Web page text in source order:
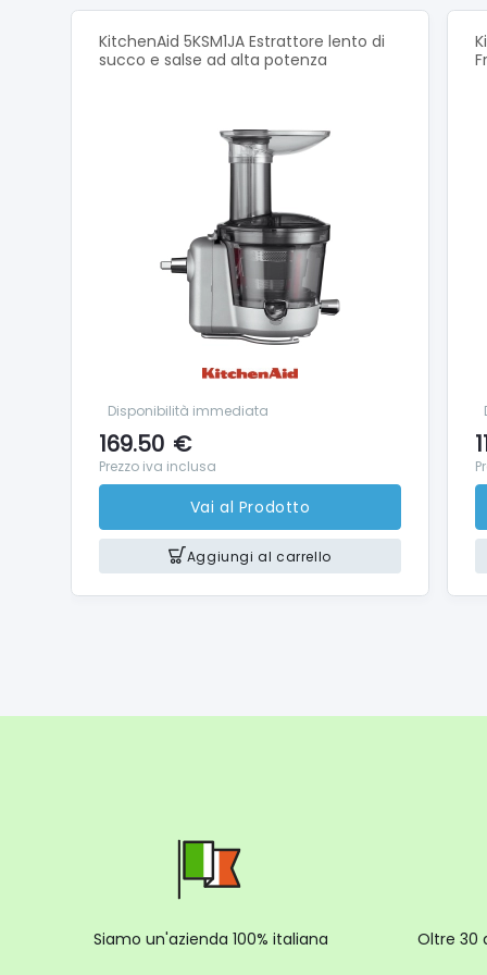
Livelli
Tappo
Max/
Base
Peso
KitchenAid 5KSM1JA Estrattore lento di
succo e salse ad alta potenza
Disponibilità immediata
169.50 €
Prezzo iva inclusa
Vai al Prodotto
Aggiungi al carrello
Siamo un'azienda 100% italiana
Oltre 30